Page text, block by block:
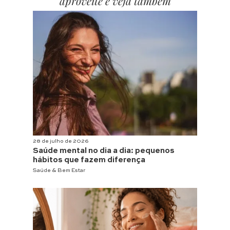
28 de julho de 2026
Saúde mental no dia a dia: pequenos
hábitos que fazem diferença
Saúde & Bem Estar